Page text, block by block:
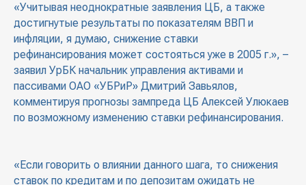
«Учитывая неоднократные заявления ЦБ, а также
достигнутые результаты по показателям ВВП и
инфляции, я думаю, снижение ставки
рефинансирования может состояться уже в 2005 г.», –
заявил УрБК начальник управления активами и
пассивами ОАО «УБРиР» Дмитрий Завьялов,
комментируя прогнозы зампреда ЦБ Алексей Улюкаев
по возможному изменению ставки рефинансирования.
«Если говорить о влиянии данного шага, то снижения
ставок по кредитам и по депозитам ожидать не